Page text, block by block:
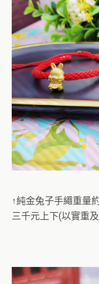
↑純金兔子手繩重量
三千元上下(以實重